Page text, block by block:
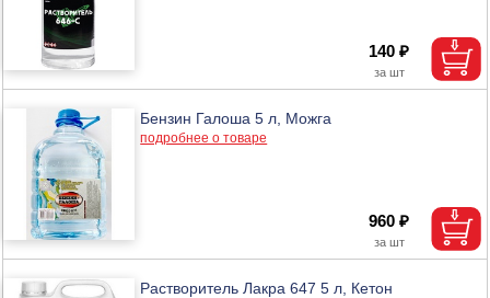
140 ₽
Бензин Галоша 5 л, Можга
подробнее о товаре
960 ₽
Растворитель Лакра 647 5 л, Кетон